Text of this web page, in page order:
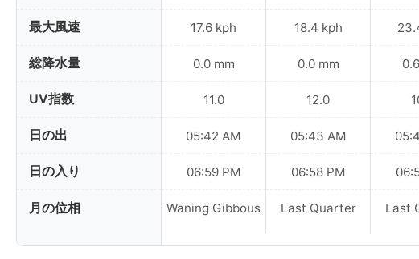
最大風速
総降水量
UV指数
日の出
日の入り
月の位相
17.6 kph
0.0 mm
11.0
05:42 AM
06:59 PM
Waning Gibbous
18.4 kph
0.0 mm
12.0
05:43 AM
06:58 PM
Last Quarter Last